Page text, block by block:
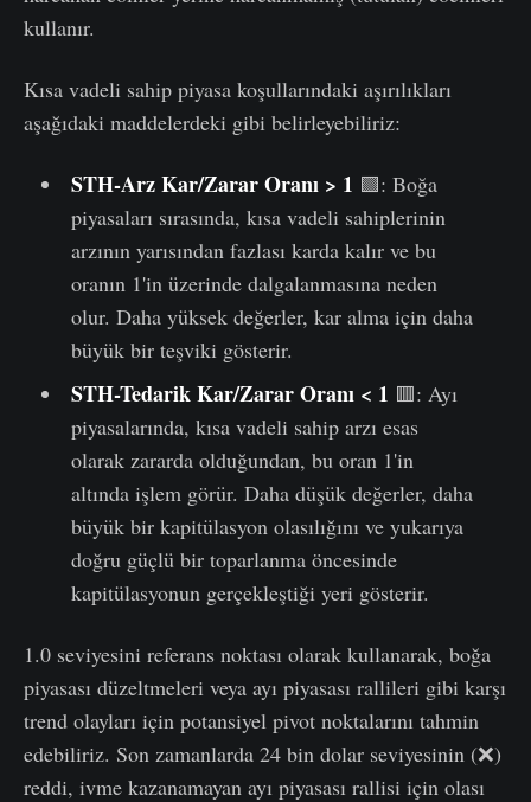
kullanır.
Kısa vadeli sahip piyasa koşullarındaki aşırılıkları
aşağıdaki maddelerdeki gibi belirleyebiliriz:
STH-Arz Kar/Zarar Oranı > 1 🟩: Boğa
piyasaları sırasında, kısa vadeli sahiplerinin
arzının yarısından fazlası karda kalır ve bu
oranın 1'in üzerinde dalgalanmasına neden
olur. Daha yüksek değerler, kar alma için daha
büyük bir teşviki gösterir.
STH-Tedarik Kar/Zarar Oranı < 1 🟥: Ayı
piyasalarında, kısa vadeli sahip arzı esas
olarak zararda olduğundan, bu oran 1'in
altında işlem görür. Daha düşük değerler, daha
büyük bir kapitülasyon olasılığını ve yukarıya
doğru güçlü bir toparlanma öncesinde
kapitülasyonun gerçekleştiği yeri gösterir.
1.0 seviyesini referans noktası olarak kullanarak, boğa
piyasası düzeltmeleri veya ayı piyasası rallileri gibi karşı
trend olayları için potansiyel pivot noktalarını tahmin
edebiliriz. Son zamanlarda 24 bin dolar seviyesinin (❌)
reddi, ivme kazanamayan ayı piyasası rallisi için olası